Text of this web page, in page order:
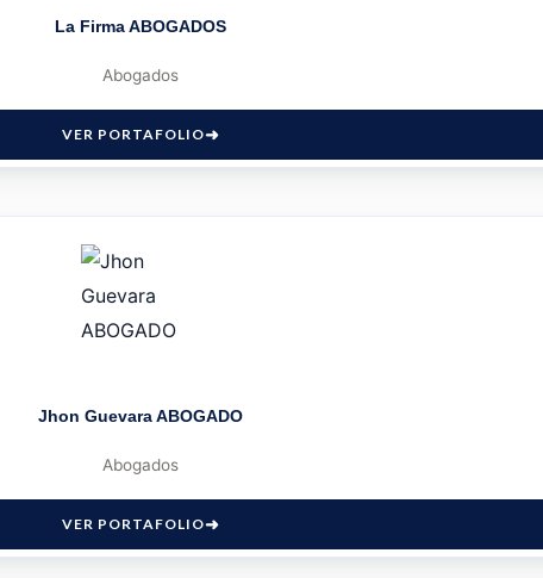
La Firma ABOGADOS
Abogados
VER PORTAFOLIO
Jhon Guevara ABOGADO
Abogados
VER PORTAFOLIO